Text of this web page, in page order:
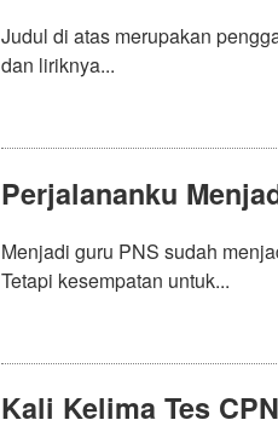
Judul di atas merupakan
dan liriknya...
Perjalananku
Menjadi guru PNS sudah
Tetapi kesempatan untuk...
Kali Kelima Tes